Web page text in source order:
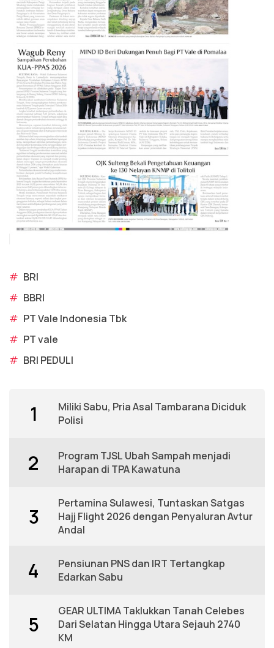
# BRI
# BBRI
# PT Vale Indonesia Tbk
# PT vale
# BRI PEDULI
1
Miliki Sabu, Pria Asal Tambarana Diciduk
Polisi
2
Program TJSL Ubah Sampah menjadi
Harapan di TPA Kawatuna
3
Pertamina Sulawesi, Tuntaskan Satgas
Hajj Flight 2026 dengan Penyaluran Avtur
Andal
4
Pensiunan PNS dan IRT Tertangkap
Edarkan Sabu
5
GEAR ULTIMA Taklukkan Tanah Celebes
Dari Selatan Hingga Utara Sejauh 2740
KM